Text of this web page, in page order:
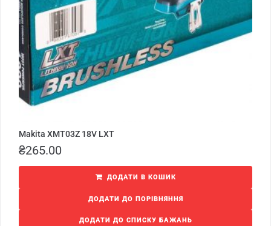
Makita XMT03Z 18V LXT
₴265.00
ДОДАТИ В КОШИК
ДОДАТИ ДО ПОРІВНЯННЯ
ДОДАТИ ДО СПИСКУ БАЖАНЬ